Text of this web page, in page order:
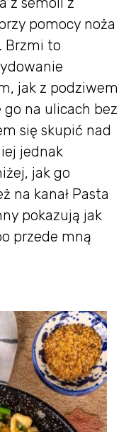
pomocy noża
Brzmi to
jak z podziwem
go na ulicach bez
się skupić nad
jednak
jak go
na kanał Pasta
pokazują jak
przede mną